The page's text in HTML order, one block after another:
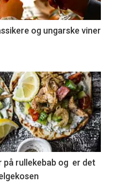
og ungarske viner
på rullekebab og er det